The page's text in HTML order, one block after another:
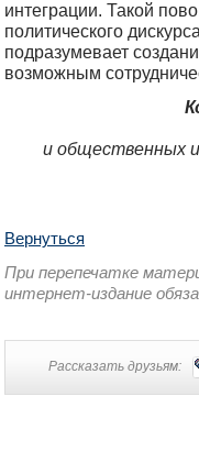
интеграции. Такой
политического
подразумевает
возможным
и общественных
Вернуться
При перепечатке
интернет-издание
Рассказать друзьям: